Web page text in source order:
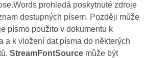
prohledá poskytnuté zdroje
dostupných písem. Později může
písmo použito v dokumentu k
a k vložení dat písma do některých
StreamFontSourcemůže být